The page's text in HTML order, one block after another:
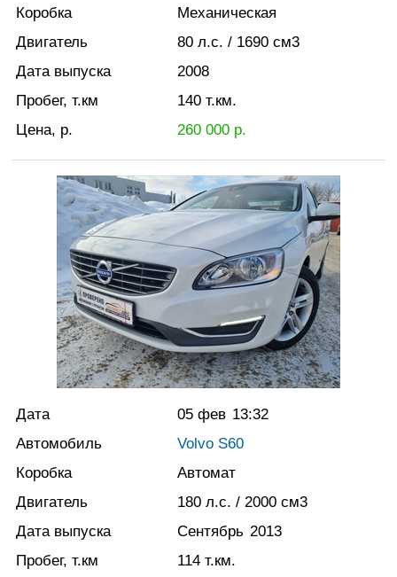
Коробка
Механическая
Двигатель
80 л.с. / 1690 см3
Дата выпуска
2008
Пробег, т.км
140 т.км.
Цена, р.
260 000р.
Дата 05 фев 13:32
Автомобиль
Volvo S60
Коробка
Автомат
Двигатель
180 л.с. / 2000 см3
Дата выпуска
Сентябрь 2013
Пробег, т.км
114 т.км.